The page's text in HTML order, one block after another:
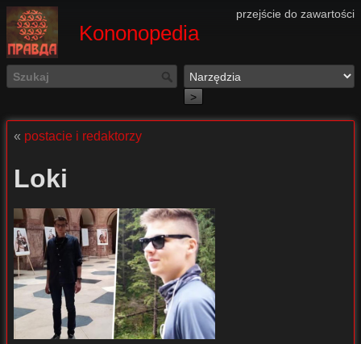
przejście do zawartości
Kononopedia
>
« postacie i redaktorzy
Loki